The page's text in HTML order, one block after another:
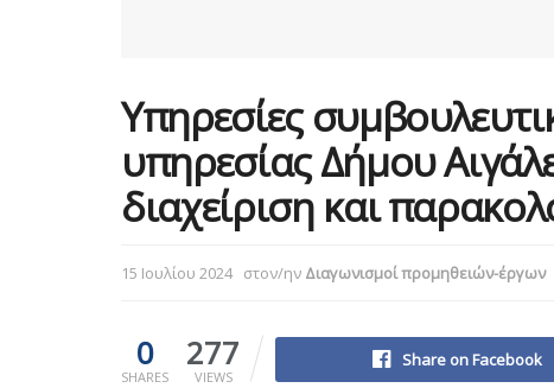
Υπηρεσίες
υπηρεσίας Δήμου
διαχείριση και
15 Ιουλίου 2024 στον/ην Διαγωνισμοί προμηθειών-έργων
0
SHARES
277
VIEWS
Share on Facebook